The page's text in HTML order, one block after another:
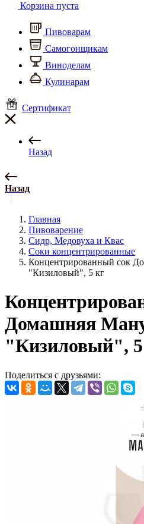
Корзина пуста
Пивоварам
Самогонщикам
Виноделам
Кулинарам
Сертификат
Назад
Назад
Главная
Пивоварение
Сидр, Медовуха и Квас
Соки концентрированные
Концентрированный сок
"Кизиловый", 5 кг
Домашняя
"Кизиловый", 5
Поделиться с друзьями: